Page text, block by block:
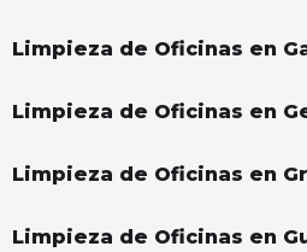
Limpieza de Oficinas en
Limpieza de Oficinas en
Limpieza de Oficinas en
Limpieza de Oficinas en